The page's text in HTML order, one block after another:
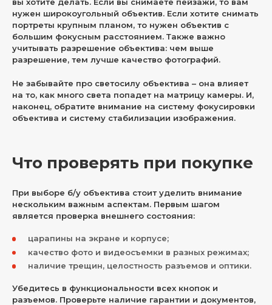
нужен широкоугольный объектив. Если хотите снимать
портреты крупным планом, то нужен объектив с
большим фокусным расстоянием. Также важно
учитывать разрешение объектива: чем выше
разрешение, тем лучше качество фотографий.
Не забывайте про светосилу объектива – она влияет
на то, как много света попадет на матрицу камеры. И,
наконец, обратите внимание на систему фокусировки
объектива и систему стабилизации изображения.
Что проверять при покупке
При выборе б/у объектива стоит уделить внимание
нескольким важным аспектам. Первым шагом
является проверка внешнего состояния:
царапины на экране и корпусе;
качество фото и видеосъемки в разных режимах;
наличие трещин, целостность разъемов и оптики.
Убедитесь в функциональности всех кнопок и
разъемов. Проверьте наличие гарантии и документов,